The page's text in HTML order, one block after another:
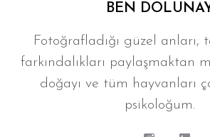
BEN
Fotoğrafladığı güzel anları,
farkındalıkları paylaşmaktan
doğayı ve tüm hayvanları
psikoloğum.